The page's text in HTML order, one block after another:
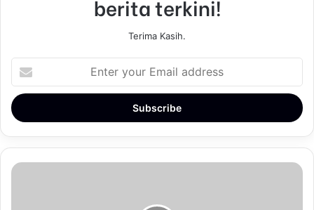
berita terkini!
Terima Kasih.
e
y
u